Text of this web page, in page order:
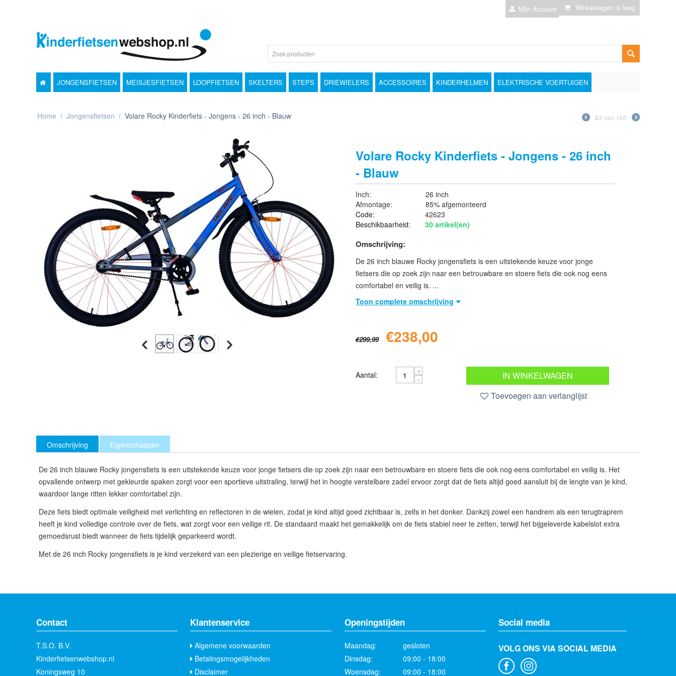
Winkelwagen is leeg
Mijn Account
JONGENSFIETSEN MEISJESFIETSEN LOOPFIETSEN SKELTERS STEPS DRIEWIELERS ACCESSOIRES KINDERHELMEN ELEKTRISCHE VOERTUIGEN
Home / Jongensfietsen / Volare Rocky Kinderfiets - Jongens - 26 inch - Blauw 83 van 160
Volare Rocky Kinderfiets - Jongens - 26 inch
- Blauw
Inch:
26 inch
Afmontage:
85% afgemonteerd
Code:
42623
Beschikbaarheid:
30 artikel(en)
Omschrijving:
De 26 inch blauwe Rocky jongensfiets is een uitstekende keuze voor jonge
fietsers die op zoek zijn naar een betrouwbare en stoere fiets die ook nog eens
comfortabel en veilig is. ...
Toon complete omschrijving
€299,99 €238,00
Aantal: +
−
IN WINKELWAGEN
Toevoegen aan verlanglijst
Omschrijving Eigenschappen
De 26 inch blauwe Rocky jongensfiets is een uitstekende keuze voor jonge fietsers die op zoek zijn naar een betrouwbare en stoere fiets die ook nog eens comfortabel en veilig is. Het
opvallende ontwerp met gekleurde spaken zorgt voor een sportieve uitstraling, terwijl het in hoogte verstelbare zadel ervoor zorgt dat de fiets altijd goed aansluit bij de lengte van je kind,
waardoor lange ritten lekker comfortabel zijn.
Deze fiets biedt optimale veiligheid met verlichting en reflectoren in de wielen, zodat je kind altijd goed zichtbaar is, zelfs in het donker. Dankzij zowel een handrem als een terugtraprem
heeft je kind volledige controle over de fiets, wat zorgt voor een veilige rit. De standaard maakt het gemakkelijk om de fiets stabiel neer te zetten, terwijl het bijgeleverde kabelslot extra
gemoedsrust biedt wanneer de fiets tijdelijk geparkeerd wordt.
Met de 26 inch Rocky jongensfiets is je kind verzekerd van een plezierige en veilige fietservaring.
Contact
T.S.O. B.V.
Kinderfietsenwebshop.nl
Koningsweg 10
Klantenservice
Algemene voorwaarden
Betalingsmogelijkheden
Disclaimer
Openingstijden
Maandag:
gesloten
Dinsdag:
09:00 - 18:00
Woensdag:
09:00 - 18:00
Social media
VOLG ONS VIA SOCIAL MEDIA